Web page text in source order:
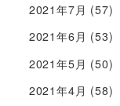
2021年7月 (57)
2021年6月 (53)
2021年5月 (50)
2021年4月 (58)